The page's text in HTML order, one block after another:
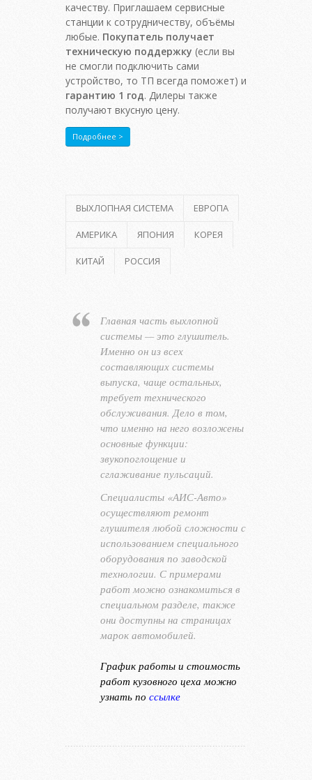
качеству. Приглашаем сервисные
станции к сотрудничеству, объёмы
любые. Покупатель получает
техническую поддержку (если вы
не смогли подключить сами
устройство, то ТП всегда поможет) и
гарантию 1 год. Дилеры также
получают вкусную цену.
Подробнее >
ВЫХЛОПНАЯ СИСТЕМА ЕВРОПА
АМЕРИКА ЯПОНИЯ КОРЕЯ
КИТАЙ РОССИЯ
Главная часть выхлопной
системы — это глушитель.
Именно он из всех
составляющих системы
выпуска, чаще остальных,
требует технического
обслуживания. Дело в том,
что именно на него возложены
основные функции:
звукопоглощение и
сглаживание пульсаций.
Специалисты «АИС-Авто»
осуществляют ремонт
глушителя любой сложности с
использованием специального
оборудования по заводской
технологии. С примерами
работ можно ознакомиться в
специальном разделе, также
они доступны на страницах
марок автомобилей.
График работы и стоимость
работ кузовного цеха можно
узнать по ссылке